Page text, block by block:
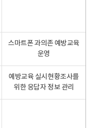
스마트폰 과의존 예방교육
운영
예방교육 실시현황조사를
위한 응답자 정보 관리